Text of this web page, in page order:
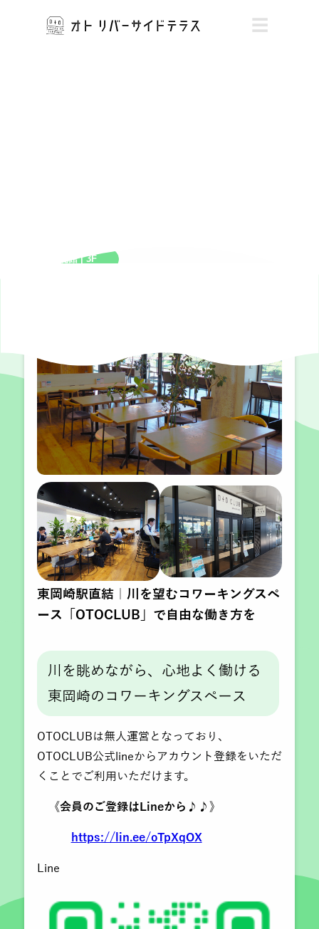
☰
北館 | 3F
東岡崎駅直結｜川を望むコワーキングスペ
ース「OTOCLUB」で自由な働き方を
川を眺めながら、心地よく働ける
東岡崎のコワーキングスペース
OTOCLUBは無人運営となっており、
OTOCLUB公式lineからアカウント登録をいただ
くことでご利用いただけます。
《会員のご登録はLineから♪♪》
https://lin.ee/oTpXqOX
Line